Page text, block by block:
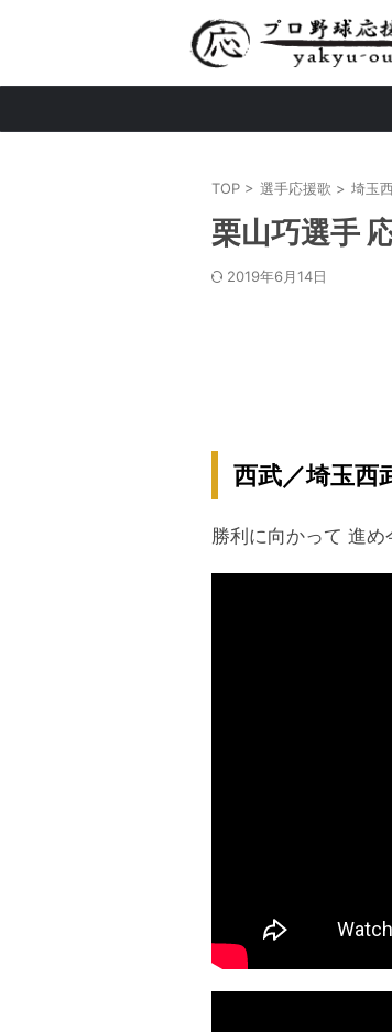
TOP > 選手応援歌 > 埼玉
栗山巧選手
2019年6月14日
西武／埼玉西
勝利に向かって 進